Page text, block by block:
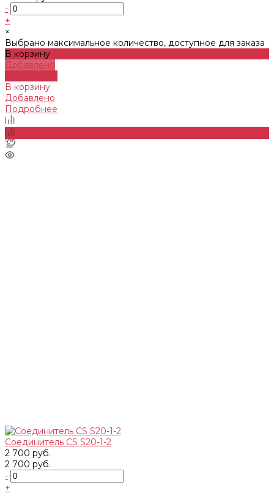
-
+
×
Выбрано максимальное количество, доступное для заказа
В корзину
Добавлено
В корзину
Добавлено
Подробнее
Соединитель CS S20-1-2
2 700 руб.
2 700 руб.
-
+